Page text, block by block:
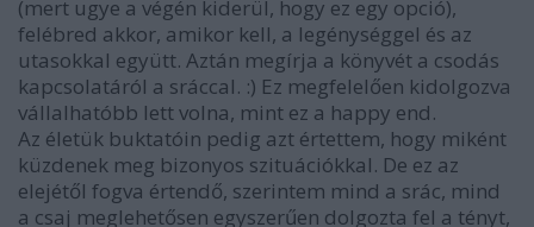
(mert ugye a végén kiderül, hogy ez egy opció),
felébred akkor, amikor kell, a legénységgel és az
utasokkal együtt. Aztán megírja a könyvét a csodás
kapcsolatáról a sráccal. :) Ez megfelelően kidolgozva
vállalhatóbb lett volna, mint ez a happy end.
Az életük buktatóin pedig azt értettem, hogy miként
küzdenek meg bizonyos szituációkkal. De ez az
elejétől fogva értendő, szerintem mind a srác, mind
a csaj meglehetősen egyszerűen dolgozta fel a tényt,